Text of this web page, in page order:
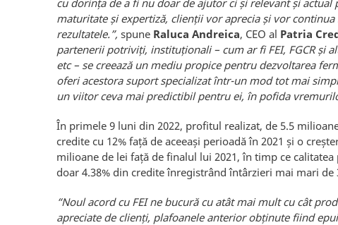
cu dorința de a fi nu doar de ajutor ci și relevant și
maturitate și expertiză, clienții vor aprecia și vor
rezultatele.”, spune Raluca Andreica, CEO al Patria
partenerii potriviți, instituționali – cum ar fi FEI, FGCR
etc – se creează un mediu propice pentru dezvoltarea
oferi acestora suport specializat într-un mod tot mai
un viitor ceva mai predictibil pentru ei, în pofida
În primele 9 luni din 2022, profitul realizat, de 5.5
credite cu 12% față de aceeași perioadă în 2021 și o
milioane de lei față de finalul lui 2021, în timp ce
doar 4.38% din credite înregistrând întârzieri mai mari de
“Noul acord cu FEI ne bucură cu atât mai mult cu cât
apreciate de clienți, plafoanele anterior obținute fiind